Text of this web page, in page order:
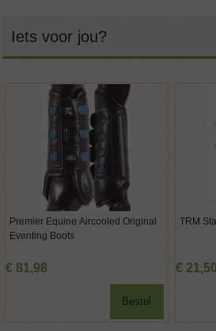
Iets voor jou?
Premier Equine Aircooled Original
Eventing Boots
€ 81,98
Bestel
TRM
€ 21,50